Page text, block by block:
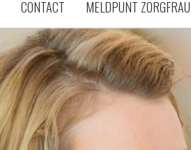
CONTACT MELDPUNT